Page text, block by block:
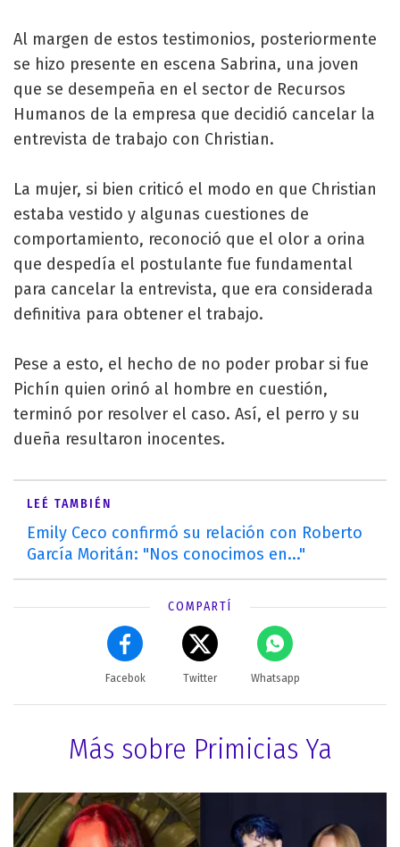
Al margen de estos testimonios, posteriormente
se hizo presente en escena Sabrina, una joven
que se desempeña en el sector de Recursos
Humanos de la empresa que decidió cancelar la
entrevista de trabajo con Christian.
La mujer, si bien criticó el modo en que Christian
estaba vestido y algunas cuestiones de
comportamiento, reconoció que el olor a orina
que despedía el postulante fue fundamental
para cancelar la entrevista, que era considerada
definitiva para obtener el trabajo.
Pese a esto, el hecho de no poder probar si fue
Pichín quien orinó al hombre en cuestión,
terminó por resolver el caso. Así, el perro y su
dueña resultaron inocentes.
LEÉ TAMBIÉN
Emily Ceco confirmó su relación con Roberto
García Moritán: "Nos conocimos en..."
COMPARTÍ
Facebok Twitter Whatsapp
Más sobre Primicias Ya